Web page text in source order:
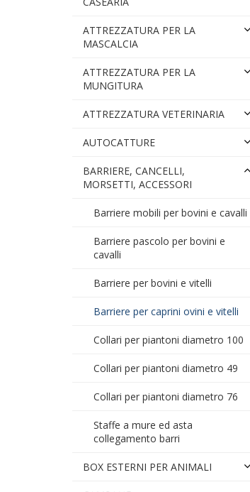
ATTREZZATURA PER LA
MASCALCIA
ATTREZZATURA PER LA
MUNGITURA
ATTREZZATURA VETERINARIA
AUTOCATTURE
BARRIERE, CANCELLI,
MORSETTI, ACCESSORI
Barriere mobili per bovini e cavalli
Barriere pascolo per bovini e
cavalli
Barriere per bovini e vitelli
Barriere per caprini ovini e vitelli
Collari per piantoni diametro 100
Collari per piantoni diametro 49
Collari per piantoni diametro 76
Staffe a mure ed asta
collegamento barri
BOX ESTERNI PER ANIMALI